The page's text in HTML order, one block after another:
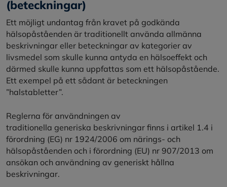
(beteckningar)
Ett möjligt undantag från kravet på godkända
hälsopåståenden är traditionellt använda allmänna
beskrivningar eller beteckningar av kategorier av
livsmedel som skulle kunna antyda en hälsoeffekt och
därmed skulle kunna uppfattas som ett hälsopåstående.
Ett exempel på ett sådant är beteckningen
”halstabletter”.
Reglerna för användningen av
traditionella generiska beskrivningar finns i artikel 1.4 i
förordning (EG) nr 1924/2006 om närings- och
hälsopåståenden och i förordning (EU) nr 907/2013 om
ansökan och användning av generiskt hållna
beskrivningar.